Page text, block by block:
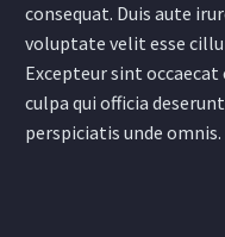
consequat. Duis aute
voluptate velit esse
Excepteur sint
culpa qui officia
perspiciatis unde omnis.